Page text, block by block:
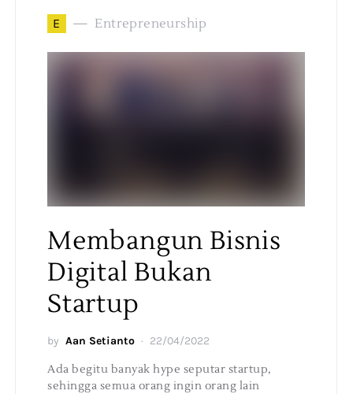
E Entrepreneurship
Membangun Bisnis
Digital Bukan
Startup
by Aan Setianto 22/04/2022
Ada begitu banyak hype seputar startup,
sehingga semua orang ingin orang lain